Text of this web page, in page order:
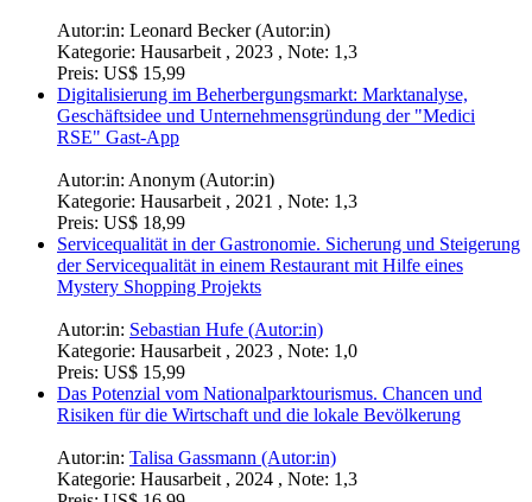
Autor:in: Leonard Becker (Autor:in)
Kategorie: Hausarbeit , 2023 , Note: 1,3
Preis: US$ 15,99
Digitalisierung im Beherbergungsmarkt: Marktanalyse,
Geschäftsidee und Unternehmensgründung der "Medici
RSE" Gast-App
Autor:in: Anonym (Autor:in)
Kategorie: Hausarbeit , 2021 , Note: 1,3
Preis: US$ 18,99
Servicequalität in der Gastronomie. Sicherung und Steigerung
der Servicequalität in einem Restaurant mit Hilfe eines
Mystery Shopping Projekts
Autor:in: Sebastian Hufe (Autor:in)
Kategorie: Hausarbeit , 2023 , Note: 1,0
Preis: US$ 15,99
Das Potenzial vom Nationalparktourismus. Chancen und
Risiken für die Wirtschaft und die lokale Bevölkerung
Autor:in: Talisa Gassmann (Autor:in)
Kategorie: Hausarbeit , 2024 , Note: 1,3